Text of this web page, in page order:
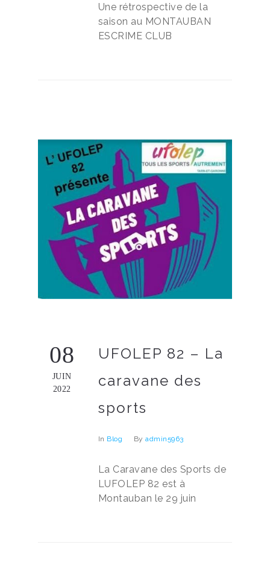
Une rétrospective de la
saison au MONTAUBAN
ESCRIME CLUB
08
JUIN
2022
UFOLEP 82 – La
caravane des
sports
In Blog Byadmin5963
La Caravane des Sports de
LUFOLEP 82 est à
Montauban le 29 juin